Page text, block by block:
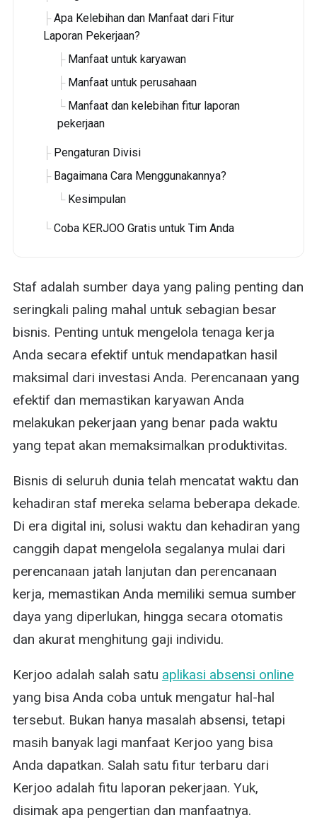
Apa Kelebihan dan Manfaat dari Fitur
Laporan Pekerjaan?
Manfaat untuk karyawan
Manfaat untuk perusahaan
Manfaat dan kelebihan fitur laporan
pekerjaan
Pengaturan Divisi
Bagaimana Cara Menggunakannya?
Kesimpulan
Coba KERJOO Gratis untuk Tim Anda
Staf adalah sumber daya yang paling penting dan
seringkali paling mahal untuk sebagian besar
bisnis. Penting untuk mengelola tenaga kerja
Anda secara efektif untuk mendapatkan hasil
maksimal dari investasi Anda. Perencanaan yang
efektif dan memastikan karyawan Anda
melakukan pekerjaan yang benar pada waktu
yang tepat akan memaksimalkan produktivitas.
Bisnis di seluruh dunia telah mencatat waktu dan
kehadiran staf mereka selama beberapa dekade.
Di era digital ini, solusi waktu dan kehadiran yang
canggih dapat mengelola segalanya mulai dari
perencanaan jatah lanjutan dan perencanaan
kerja, memastikan Anda memiliki semua sumber
daya yang diperlukan, hingga secara otomatis
dan akurat menghitung gaji individu.
Kerjoo adalah salah satu aplikasi absensi online
yang bisa Anda coba untuk mengatur hal-hal
tersebut. Bukan hanya masalah absensi, tetapi
masih banyak lagi manfaat Kerjoo yang bisa
Anda dapatkan. Salah satu fitur terbaru dari
Kerjoo adalah fitu laporan pekerjaan. Yuk,
disimak apa pengertian dan manfaatnya.